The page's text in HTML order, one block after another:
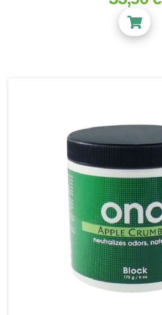
Pot Textile - Grow Win
Pot textile - Feltpot